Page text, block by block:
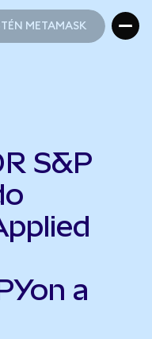
METAMASK
S&P
a